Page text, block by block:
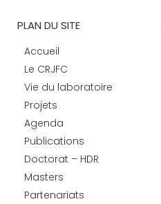
PLAN DU SITE
Accueil
Le CRJFC
Vie du laboratoire
Projets
Agenda
Publications
Doctorat – HDR
Masters
Partenariats